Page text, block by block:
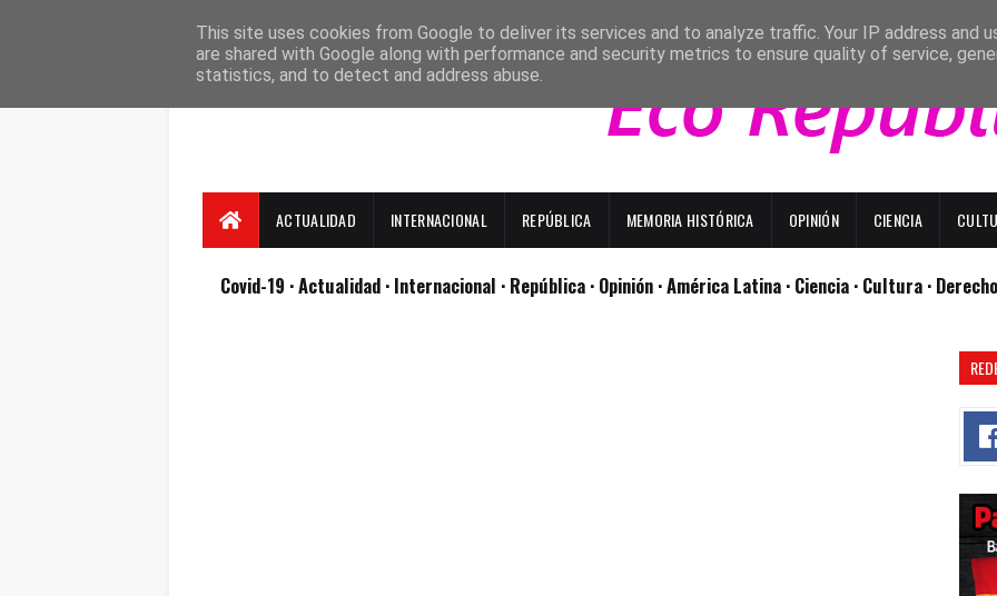
ACTUALIDAD INTERNACIONAL REPÚBLICA MEMORIA HISTÓRICA OPINIÓN CIENCIA
Covid-19 · Actualidad · Internacional · República · Opinión · América Latina · Ciencia · Cultura ·
This site uses cookies from Google to deliver its services and to analyze traffic. Your IP address and
are shared with Google along with performance and security metrics to ensure quality of service,
statistics, and to detect and address abuse.